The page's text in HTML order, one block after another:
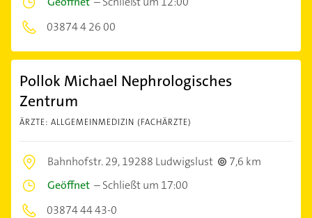
03874 4 26 00
Pollok Michael Nephrologisches
Zentrum
ÄRZTE: ALLGEMEINMEDIZIN (FACHÄRZTE)
Bahnhofstr. 29,19288 Ludwigslust
7,6 km
Geöffnet –Schließt um 17:00
03874 44 43-0